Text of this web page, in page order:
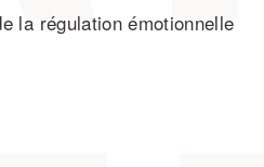
la régulation émotionnelle